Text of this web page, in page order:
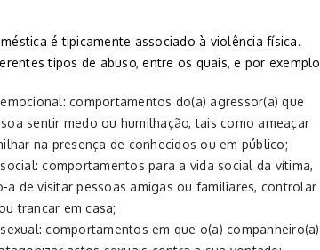
é tipicamente associado à violência física.
tipos de abuso, entre os quais, e por
comportamentos do(a) agressor(a) que
sentir medo ou humilhação, tais como ameaçar
na presença de conhecidos ou em público;
comportamentos para a vida social da vítima,
a de visitar pessoas amigas ou familiares, controlar
trancar em casa;
comportamentos em que o(a) companheiro(a)